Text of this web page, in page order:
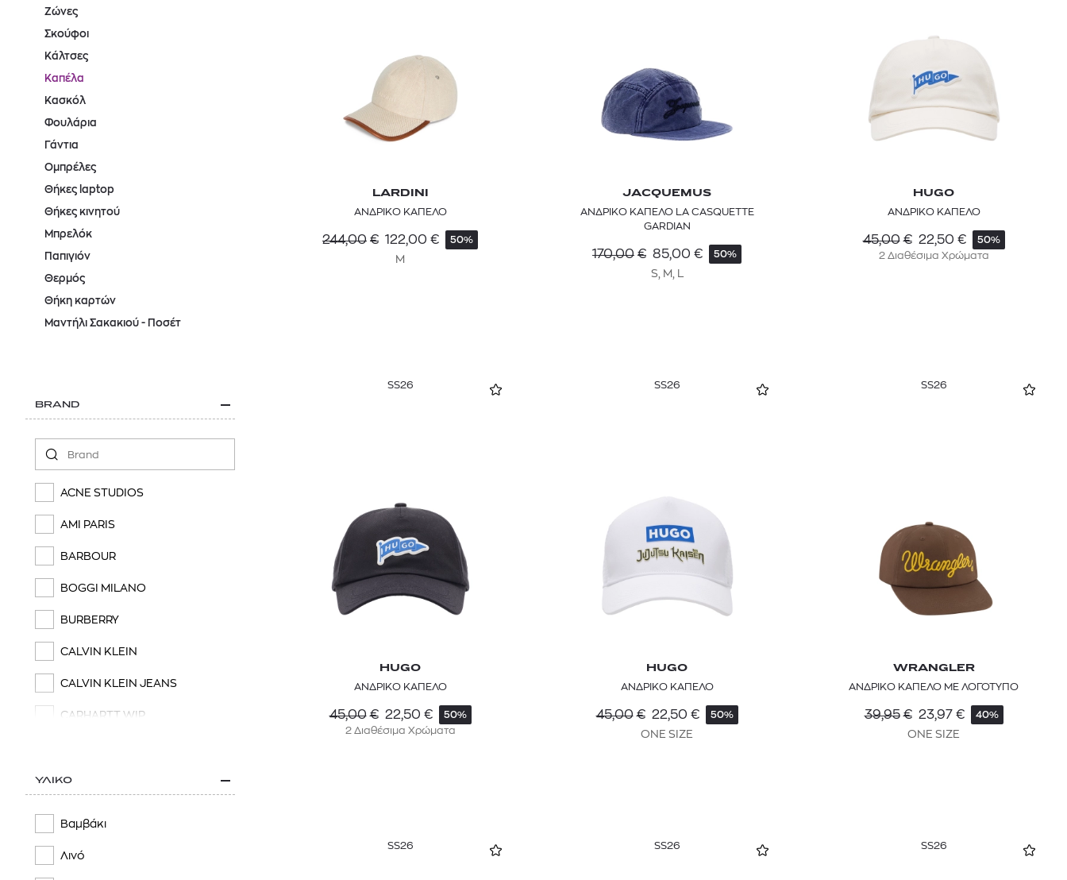
SOLEIL BLANC PARFUM EAU DE TOILETTE | 50ml
MC2 SAINT BARTH
€ 102,00 € 15%
DIOR FOREVER NUDE BRONZE POWDER BRONZER IN NATURAL GLOW OR MATTE FINISH | 04 Warm
Ζώνες
Σκούφοι
Κάλτσες
Καπέλα
Κασκόλ
Φουλάρια
Γάντια
Ομπρέλες
Θήκες laptop
Θήκες κινητού
Μπρελόκ
Παπιγιόν
Θερμός
Θήκη καρτών
Μαντήλι Σακακιού - Ποσέτ
BRAND
ACNE STUDIOS
AMI PARIS
BARBOUR
BOGGI MILANO
BURBERRY
CALVIN KLEIN
CALVIN KLEIN JEANS
CARHARTT WIP
FJALLRAVEN
ΥΛΙΚΟ
Βαμβάκι
Λινό
LARDINI
ΑΝΔΡΙΚΟ ΚΑΠΕΛΟ
244,00 € 122,00 € 50%
M
JACQUEMUS
ΑΝΔΡΙΚΟ ΚΑΠΕΛΟ LA CASQUETTE
GARDIAN
170,00 € 85,00 € 50%
S, M, L
HUGO
ΑΝΔΡΙΚΟ ΚΑΠΕΛΟ
45,00 € 22,50 € 50%
2 Διαθέσιμα Χρώματα
SS26
HUGO
ΑΝΔΡΙΚΟ ΚΑΠΕΛΟ
45,00 € 22,50 € 50%
2 Διαθέσιμα Χρώματα
SS26
HUGO
ΑΝΔΡΙΚΟ ΚΑΠΕΛΟ
45,00 € 22,50 € 50%
ONE SIZE
SS26
WRANGLER
ΑΝΔΡΙΚΟ ΚΑΠΕΛΟ ΜΕ ΛΟΓΟΤΥΠΟ
39,95 € 23,97 € 40%
ONE SIZE
SS26 SS26 SS26